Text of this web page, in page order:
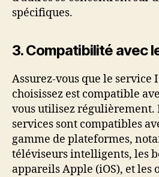
spécifiques.
3.Compatibilité avec
Assurez-vous que le service
choisissez est compatible
vous utilisez régulièrement.
services sont compatibles
gamme de plateformes,
téléviseurs intelligents, les
appareils Apple (iOS), et les